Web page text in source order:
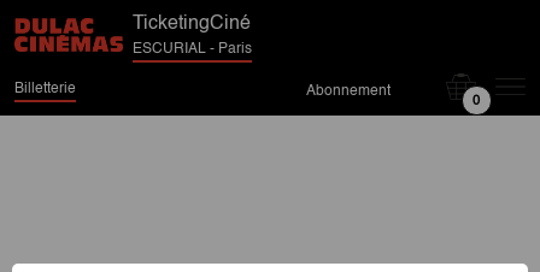
TicketingCiné
ESCURIAL - Paris
Billetterie Abonnement
0